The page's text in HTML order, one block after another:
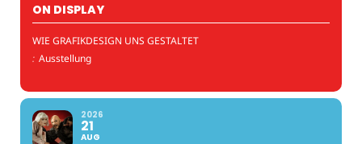
ON DISPLAY
WIE GRAFIKDESIGN UNS GESTALTET
: Ausstellung
2026
21
AUG